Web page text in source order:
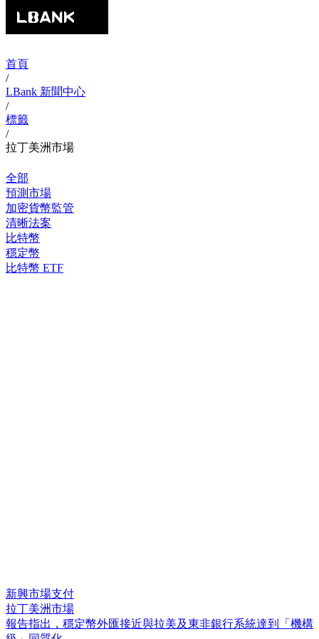
首頁
/
LBank 新聞中心
/
標籤
/
拉丁美洲市場
全部
預測市場
加密貨幣監管
清晰法案
比特幣
穩定幣
比特幣 ETF
新興市場支付
拉丁美洲市場
報告指出 ， 穩定幣外匯接近與拉美及東非銀行系統達到 「 機構